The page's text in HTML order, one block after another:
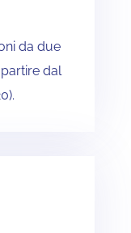
da due
dal